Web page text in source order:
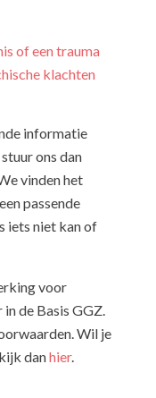
of een trauma
klachten
informatie
ons dan
vinden het
passende
iets niet kan of
voor
de Basis GGZ.
Wil je
danhier.